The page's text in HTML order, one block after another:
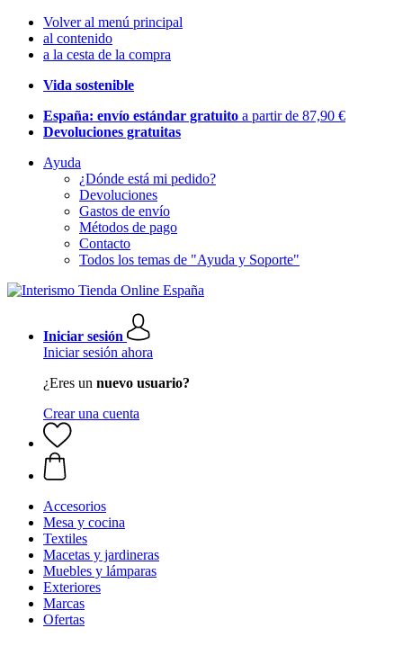
Volver al menú principal
al contenido
a la cesta de la compra
Vida sostenible
España: envío estándar gratuito a partir de 87,90 €
Devoluciones gratuitas
Ayuda
¿Dónde está mi pedido?
Devoluciones
Gastos de envío
Métodos de pago
Contacto
Todos los temas de "Ayuda y Soporte"
Iniciar sesión
Iniciar sesión ahora
¿Eres un nuevo usuario?
Crear una cuenta
Accesorios
Mesa y cocina
Textiles
Macetas y jardineras
Muebles y lámparas
Exteriores
Marcas
Ofertas